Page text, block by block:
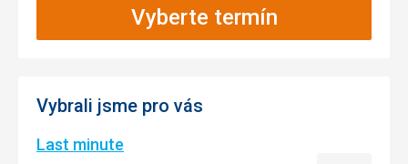
Vyberte termín
Vybrali jsme pro vás
Last minute